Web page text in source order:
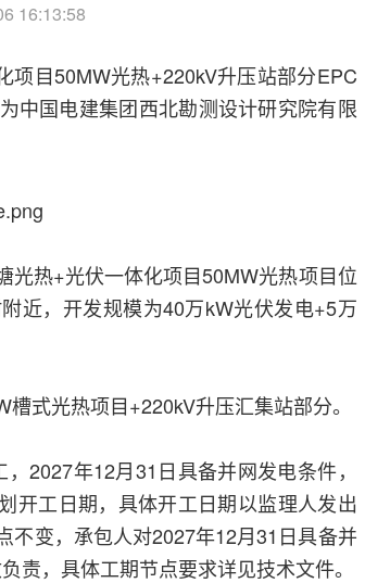
16:13:58
目50MW光热+220kV升压站部分EPC
中国电建集团西北勘测设计研究院有限
光热+光伏一体化项目50MW光热项目位
近，开发规模为40万kW光伏发电+5万
式光热项目+220kV升压汇集站部分。
2027年12月31日具备并网发电条件，
开工日期，具体开工日期以监理人发出
不变，承包人对2027年12月31日具备并
责，具体工期节点要求详见技术文件。